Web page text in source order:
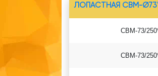
ЛОПАСТНАЯ СВМ-
СВМ-73/
СВМ-73/